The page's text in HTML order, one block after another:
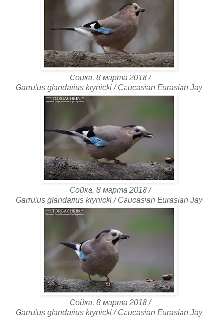
Сойка, 8 марта 2018 /
Garrulus glandarius krynicki / Caucasian Eurasian Jay
Сойка, 8 марта 2018 /
Garrulus glandarius krynicki / Caucasian Eurasian Jay
Сойка, 8 марта 2018 /
Garrulus glandarius krynicki / Caucasian Eurasian Jay